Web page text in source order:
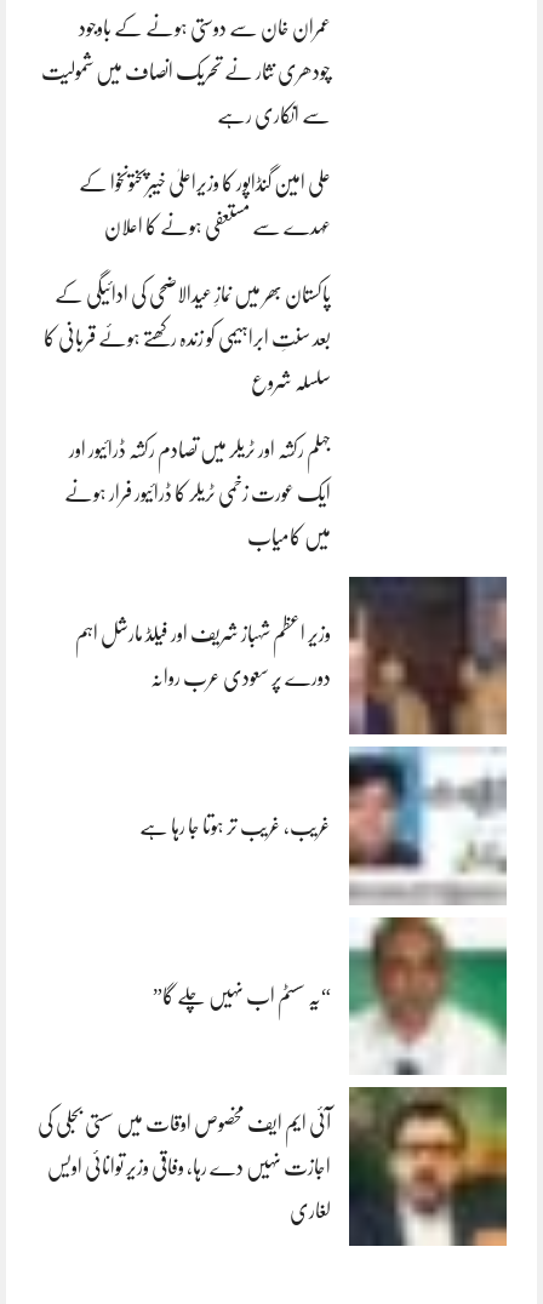
عمران خان سے دوستی ہونے کے باوجود
چودھری نثار نے تحریک انصاف میں شمولیت
سے انکاری رہے
علی امین گنڈاپور کا وزیراعلیٰ خیبرپختونخوا کے
عہدے سے مستعفی ہونے کا اعلان
پاکستان بھر میں نمازِ عیدالاضحی کی ادائیگی کے
بعد سنتِ ابراہیمی کو زندہ رکھتے ہوئے قربانی کا
سلسلہ شروع
جہلم رکشہ اور ٹریلر میں تصادم رکشہ ڈرائیور اور
ایک عورت زخمی ٹریلر کا ڈرائیور فرار ہونے
میں کامیاب
وزیر اعظم شہباز شریف اور فیلڈ مارشل اہم
دورے پر سعودی عرب روانہ
غریب، غریب تر ہوتا جا رہا ہے
“یہ سسٹم اب نہیں چلے گا”
آئی ایم ایف مخصوص اوقات میں سستی بجلی کی
اجازت نہیں دے رہا، وفاقی وزیر توانائی اویس
لغاری